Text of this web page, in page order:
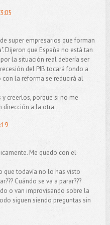
super empresarios que forman
Dijeron que España no está tan
la situación real debería ser
del PIB tocará fondo a
la reforma se reducirá al
y creerlos, porque si no me
dirección a la otra.
Me quedo con el
que todavía no lo has visto
Cuándo se va a parar???
o van improvisando sobre la
siguen siendo preguntas sin